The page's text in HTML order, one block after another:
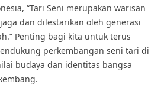
“Tari Seni merupakan warisan
dan dilestarikan oleh generasi
Penting bagi kita untuk terus
perkembangan seni tari di
budaya dan identitas bangsa